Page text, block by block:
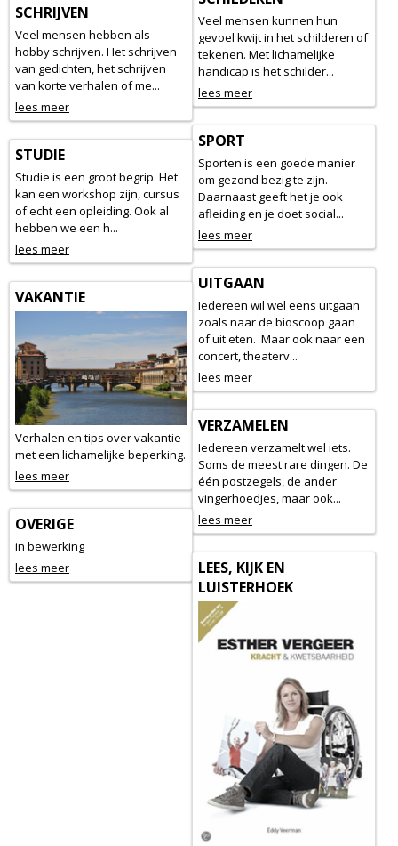
Veel mensen kunnen hun
gevoel kwijt in het schilderen of
tekenen. Met lichamelijke
handicap is het schilder...
lees meer
SCHRIJVEN
Veel mensen hebben als
hobby schrijven. Het schrijven
van gedichten, het schrijven
van korte verhalen of me...
lees meer
SPORT
Sporten is een goede manier
om gezond bezig te zijn.
Daarnaast geeft het je ook
afleiding en je doet social...
lees meer
STUDIE
Studie is een groot begrip. Het
kan een workshop zijn, cursus
of echt een opleiding. Ook al
hebben we een h...
lees meer
UITGAAN
Iedereen wil wel eens uitgaan
zoals naar de bioscoop gaan
of uit eten. Maar ook naar een
concert, theaterv...
lees meer
VAKANTIE
Verhalen en tips over vakantie
met een lichamelijke beperking.
lees meer
VERZAMELEN
Iedereen verzamelt wel iets.
Soms de meest rare dingen. De
één postzegels, de ander
vingerhoedjes, maar ook...
lees meer
OVERIGE
in bewerking
lees meer
LEES, KIJK EN
LUISTERHOEK